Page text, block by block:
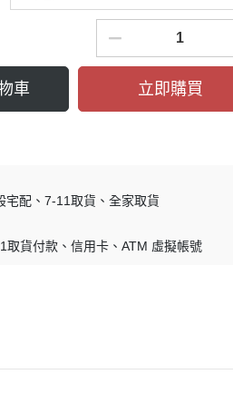
車 立即購買
宅配 7-11取貨
全家取貨
取貨付款 信用卡 ATM 虛擬帳號